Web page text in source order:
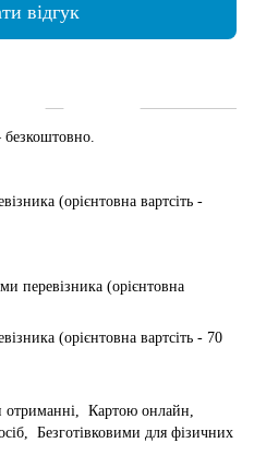
відгук
(орієнтовна вартсіть -
(орієнтовна
(орієнтовна вартсіть - 70
отриманні, Картою онлайн,
Безготівковими для фізичних